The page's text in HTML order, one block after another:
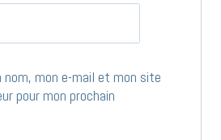
nom, mon e-mail et mon site
pour mon prochain